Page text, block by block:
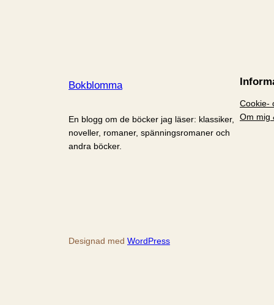
Bokblomma
En blogg om de böcker jag läser: klassiker,
noveller, romaner, spänningsromaner och
andra böcker.
Cookie-
Om mig
Designad med WordPress